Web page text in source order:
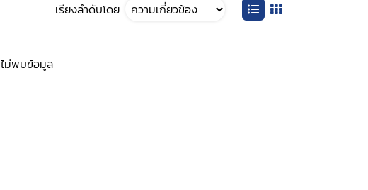
เรียงลำดับโดย
ไม่พบข้อมูล